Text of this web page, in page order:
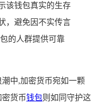
该钱包真实的生存
，避免因不实传言
的人群提供可靠
中,加密货币宛如一颗
货币钱包则如同守护这